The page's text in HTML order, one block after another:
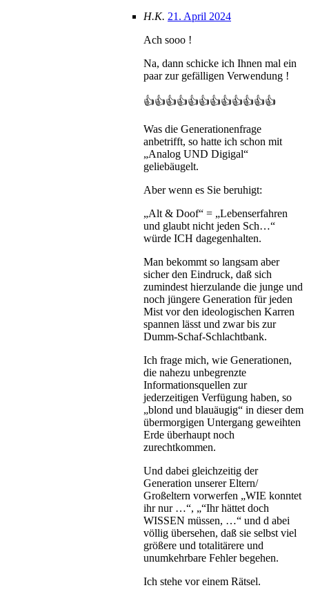
H.K. 21. April 2024
Ach sooo !
Na, dann schicke ich Ihnen mal ein
paar zur gefälligen Verwendung !
👍👍👍👍👍👍👍👍👍👍👍👍
Was die Generationenfrage
anbetrifft, so hatte ich schon mit
„Analog UND Digigal“
geliebäugelt.
Aber wenn es Sie beruhigt:
„Alt & Doof“ = „Lebenserfahren
und glaubt nicht jeden Sch…“
würde ICH dagegenhalten.
Man bekommt so langsam aber
sicher den Eindruck, daß sich
zumindest hierzulande die junge und
noch jüngere Generation für jeden
Mist vor den ideologischen Karren
spannen lässt und zwar bis zur
Dumm-Schaf-Schlachtbank.
Ich frage mich, wie Generationen,
die nahezu unbegrenzte
Informationsquellen zur
jederzeitigen Verfügung haben, so
„blond und blauäugig“ in dieser dem
übermorgigen Untergang geweihten
Erde überhaupt noch
zurechtkommen.
Und dabei gleichzeitig der
Generation unserer Eltern/
Großeltern vorwerfen „WIE konntet
ihr nur …“, „“Ihr hättet doch
WISSEN müssen, …“ und d abei
völlig übersehen, daß sie selbst viel
größere und totalitärere und
unumkehrbare Fehler begehen.
Ich stehe vor einem Rätsel.